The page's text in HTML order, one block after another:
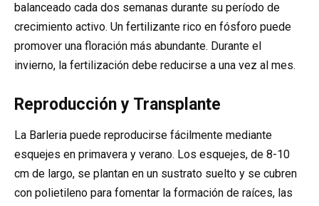
balanceado cada dos semanas durante su período de
crecimiento activo. Un fertilizante rico en fósforo puede
promover una floración más abundante. Durante el
invierno, la fertilización debe reducirse a una vez al mes.
Reproducción y Transplante
La Barleria puede reproducirse fácilmente mediante
esquejes en primavera y verano. Los esquejes, de 8-10
cm de largo, se plantan en un sustrato suelto y se cubren
con polietileno para fomentar la formación de raíces, las